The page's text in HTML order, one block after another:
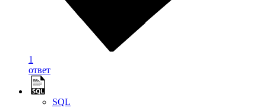
1
ответ
SQL